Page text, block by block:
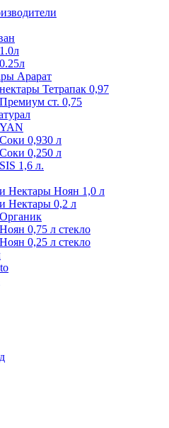
Арарат
Тетрапак 0,97
ст. 0,75
Соки 0,930 л
Соки 0,250 л
1,6 л.
Нектары Ноян 1,0 л
Нектары 0,2 л
0,75 л стекло
0,25 л стекло